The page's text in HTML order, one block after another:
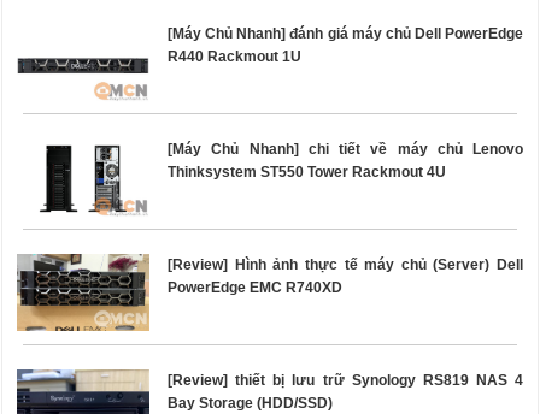
[Máy Chủ Nhanh] đánh giá máy chủ Dell PowerEdge
R440 Rackmout 1U
[Máy Chủ Nhanh] chi tiết về máy chủ Lenovo
Thinksystem ST550 Tower Rackmout 4U
[Review] Hình ảnh thực tế máy chủ (Server) Dell
PowerEdge EMC R740XD
[Review] thiết bị lưu trữ Synology RS819 NAS 4
Bay Storage (HDD/SSD)